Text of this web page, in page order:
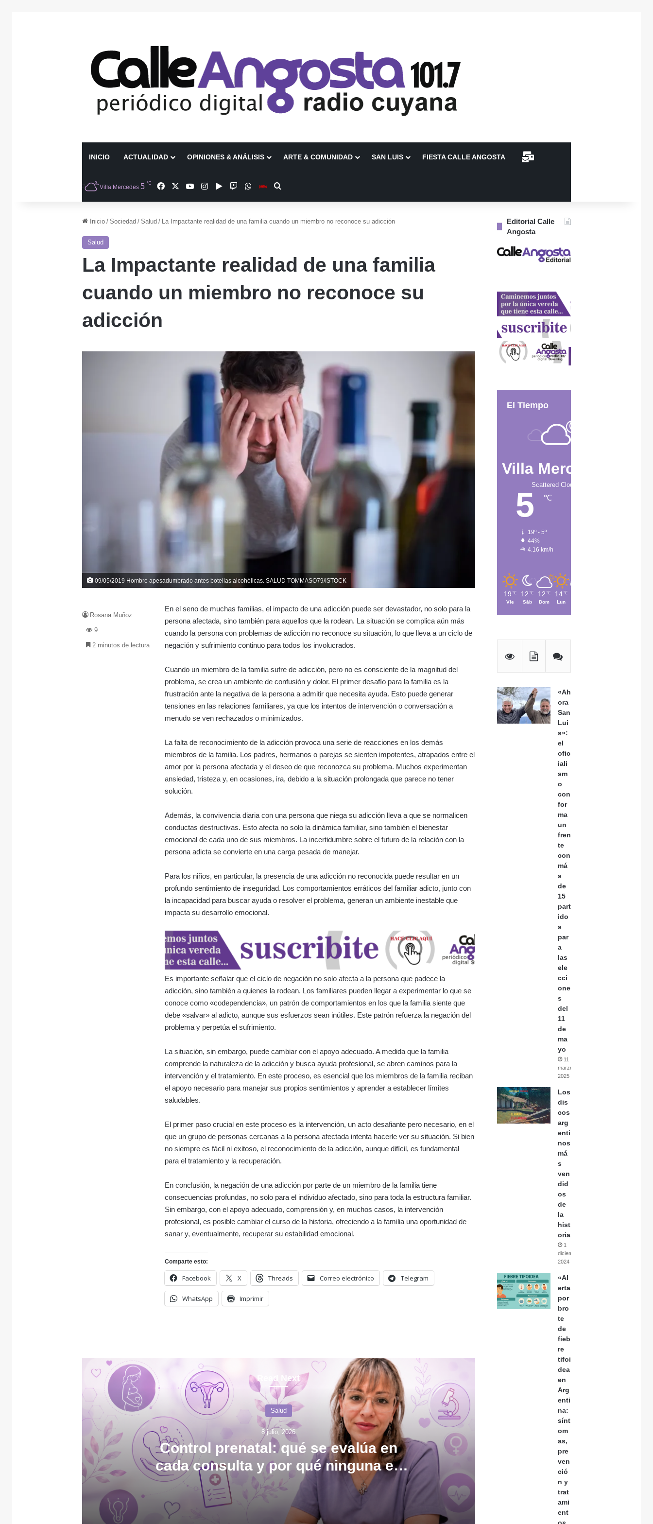
INICIO ACTUALIDAD OPINIONES & ANÁLISIS ARTE & COMUNIDAD SAN LUIS FIESTA CALLE ANGOSTA CONTACTO
Villa Mercedes 5 ℃ FacebookYouTubeInstagramGoogle Play
TwitchWhatsAppEscuchanos en Vivo
Inicio / Sociedad / Salud / La Impactante realidad de una familia cuando un miembro no reconoce su adicción
Salud
La Impactante realidad de una familia
cuando un miembro no reconoce su
adicción
09/05/2019 Hombre apesadumbrado antes botellas alcohólicas. SALUD TOMMASO79/ISTOCK
En el seno de muchas familias, el impacto de una adicción puede ser devastador, no solo para la
persona afectada, sino también para aquellos que la rodean. La situación se complica aún más
cuando la persona con problemas de adicción no reconoce su situación, lo que lleva a un ciclo de
negación y sufrimiento continuo para todos los involucrados.
Cuando un miembro de la familia sufre de adicción, pero no es consciente de la magnitud del
problema, se crea un ambiente de confusión y dolor. El primer desafío para la familia es la
frustración ante la negativa de la persona a admitir que necesita ayuda. Esto puede generar
tensiones en las relaciones familiares, ya que los intentos de intervención o conversación a
menudo se ven rechazados o minimizados.
La falta de reconocimiento de la adicción provoca una serie de reacciones en los demás
miembros de la familia. Los padres, hermanos o parejas se sienten impotentes, atrapados entre el
amor por la persona afectada y el deseo de que reconozca su problema. Muchos experimentan
ansiedad, tristeza y, en ocasiones, ira, debido a la situación prolongada que parece no tener
solución.
Además, la convivencia diaria con una persona que niega su adicción lleva a que se normalicen
conductas destructivas. Esto afecta no solo la dinámica familiar, sino también el bienestar
emocional de cada uno de sus miembros. La incertidumbre sobre el futuro de la relación con la
persona adicta se convierte en una carga pesada de manejar.
Para los niños, en particular, la presencia de una adicción no reconocida puede resultar en un
profundo sentimiento de inseguridad. Los comportamientos erráticos del familiar adicto, junto con
la incapacidad para buscar ayuda o resolver el problema, generan un ambiente inestable que
impacta su desarrollo emocional.
Es importante señalar que el ciclo de negación no solo afecta a la persona que padece la
adicción, sino también a quienes la rodean. Los familiares pueden llegar a experimentar lo que se
conoce como «codependencia», un patrón de comportamientos en los que la familia siente que
debe «salvar» al adicto, aunque sus esfuerzos sean inútiles. Este patrón refuerza la negación del
problema y perpetúa el sufrimiento.
La situación, sin embargo, puede cambiar con el apoyo adecuado. A medida que la familia
comprende la naturaleza de la adicción y busca ayuda profesional, se abren caminos para la
intervención y el tratamiento. En este proceso, es esencial que los miembros de la familia reciban
el apoyo necesario para manejar sus propios sentimientos y aprender a establecer límites
saludables.
El primer paso crucial en este proceso es la intervención, un acto desafiante pero necesario, en el
que un grupo de personas cercanas a la persona afectada intenta hacerle ver su situación. Si bien
no siempre es fácil ni exitoso, el reconocimiento de la adicción, aunque difícil, es fundamental
para el tratamiento y la recuperación.
En conclusión, la negación de una adicción por parte de un miembro de la familia tiene
consecuencias profundas, no solo para el individuo afectado, sino para toda la estructura familiar.
Sin embargo, con el apoyo adecuado, comprensión y, en muchos casos, la intervención
profesional, es posible cambiar el curso de la historia, ofreciendo a la familia una oportunidad de
sanar y, eventualmente, recuperar su estabilidad emocional.
Comparte esto:
Facebook X Threads Correo electrónico Telegram
WhatsApp Imprimir
Rosana Muñoz
9
2 minutos de lectura
Read Next
Salud
8 julio, 2026
Control prenatal: qué se evalúa en
cada consulta y por qué ninguna es
“solo un control”
8 julio, 2026
Editorial Calle
Angosta
El Tiempo
Villa Mercedes
Scattered Clouds
5 ℃
19º - 5º
44%
4.16 km/h
19 ℃
Vie
12 ℃
Sáb
12 ℃
Dom
14 ℃
Lun
«Ah
ora
San
Lui
s»:
el
ofic
iali
sm
o
con
for
ma
un
fren
te
con
má
s
de
15
part
ido
s
par
a
las
ele
cci
one
s
del
11
de
ma
yo
11
marzo,
2025
Los
dis
cos
arg
enti
nos
má
s
ven
did
os
de
la
hist
oria
1
diciembre,
2024
«Al
erta
por
bro
te
de
fieb
re
tifoi
dea
en
Arg
enti
na:
sínt
om
as,
pre
ven
ció
n y
trat
ami
ent